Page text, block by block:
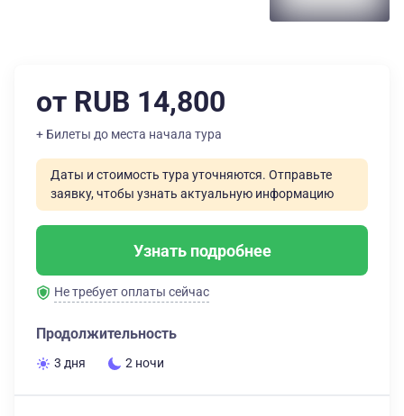
от RUB 14,800
+ Билеты до места начала тура
Даты и стоимость тура уточняются. Отправьте
заявку, чтобы узнать актуальную информацию
Узнать подробнее
Не требует оплаты сейчас
Продолжительность
3 дня 2 ночи